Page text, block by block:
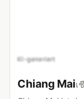
KI-generiert
Chiang Maiเ